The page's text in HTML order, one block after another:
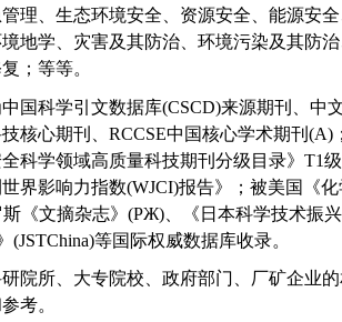
理、生态环境安全、资源安全、能源安
地学、灾害及其防治、环境污染及其防
； 等等。
国科学引文数据库(CSCD)来源期刊、中
核心期刊、 RCCSE中国核心学术期刊 (A)
科学领域高质量科技期刊分级目录》 T1
界影响力指数(WJCI)报告》 ； 被美国《
斯《文摘杂志》 (PЖ) 、《日本科学技术振
(JSTChina)等国际权威数据库收录。
院所、大专院校、政府部门、厂矿企业
考。